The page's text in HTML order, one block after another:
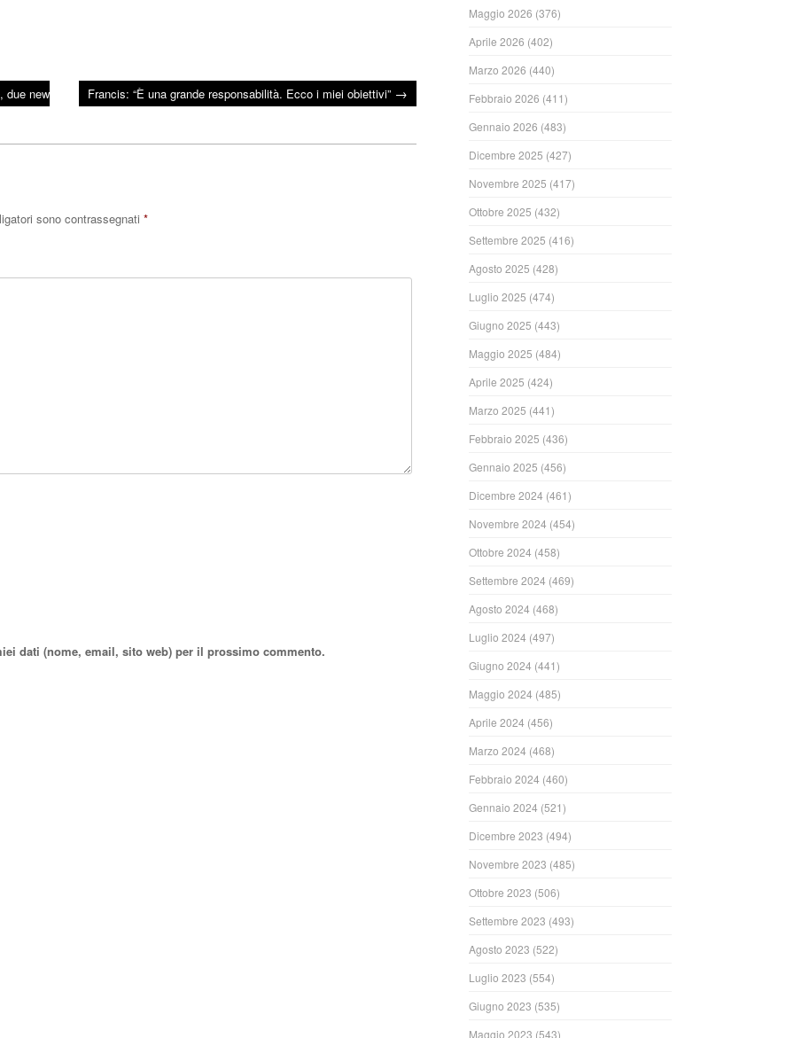
due new
Francis: “È una grande responsabilità. Ecco i miei obiettivi” →
sono contrassegnati *
dati (nome, email, sito web) per il prossimo commento.
Maggio 2026 (376)
Aprile 2026 (402)
Marzo 2026 (440)
Febbraio 2026 (411)
Gennaio 2026 (483)
Dicembre 2025 (427)
Novembre 2025 (417)
Ottobre 2025 (432)
Settembre 2025 (416)
Agosto 2025 (428)
Luglio 2025 (474)
Giugno 2025 (443)
Maggio 2025 (484)
Aprile 2025 (424)
Marzo 2025 (441)
Febbraio 2025 (436)
Gennaio 2025 (456)
Dicembre 2024 (461)
Novembre 2024 (454)
Ottobre 2024 (458)
Settembre 2024 (469)
Agosto 2024 (468)
Luglio 2024 (497)
Giugno 2024 (441)
Maggio 2024 (485)
Aprile 2024 (456)
Marzo 2024 (468)
Febbraio 2024 (460)
Gennaio 2024 (521)
Dicembre 2023 (494)
Novembre 2023 (485)
Ottobre 2023 (506)
Settembre 2023 (493)
Agosto 2023 (522)
Luglio 2023 (554)
Giugno 2023 (535)
Maggio 2023 (543)